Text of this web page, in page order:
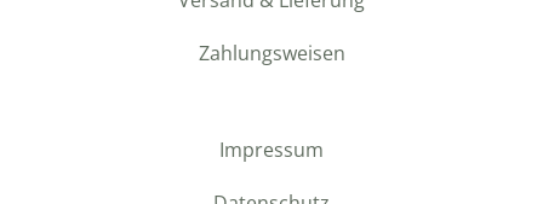
Zahlungsweisen
Impressum